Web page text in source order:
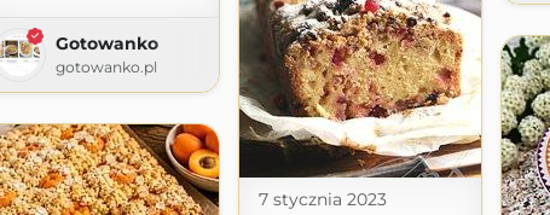
Gotowanko
gotowanko.pl
7 stycznia 2023